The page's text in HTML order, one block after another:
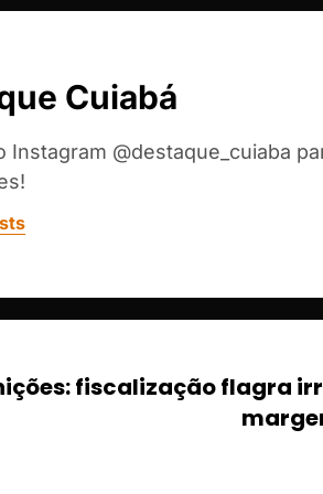
Cuiabá
Instagram @destaque_cuiaba
fiscalização flagra